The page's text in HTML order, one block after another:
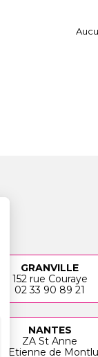
GRANVILLE
152 rue Couraye
02 33 90 89 21
NANTES
ZA St Anne
St Etienne de